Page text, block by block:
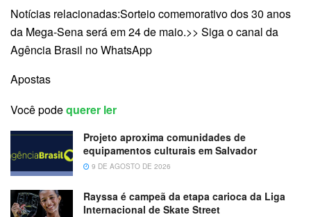
Notícias relacionadas:Sorteio comemorativo dos 30 anos
da Mega-Sena será em 24 de maio.>> Siga o canal da
Agência Brasil no WhatsApp
Apostas
Você podequerer ler
Projeto aproxima comunidades de
equipamentos culturais em Salvador
9 DE AGOSTO DE 2026
Rayssa é campeã da etapa carioca da Liga
Internacional de Skate Street